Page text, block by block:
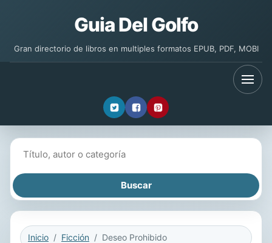
Guia Del Golfo
Gran directorio de libros en multiples formatos EPUB, PDF, MOBI
Inicio Ficción Deseo Prohibido